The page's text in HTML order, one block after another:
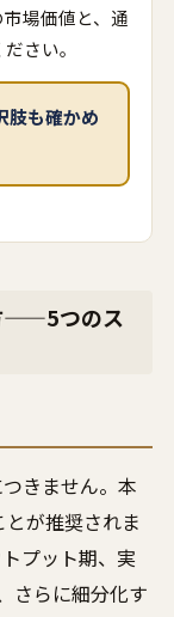
場価値と、通
さい。
肢も確かめ
——5つのス
きません。本
が推奨されま
プット期、実
さらに細分化す